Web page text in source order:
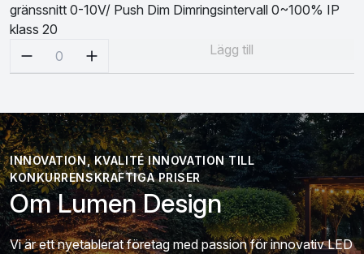
gränssnitt 0-10V/ Push Dim Dimringsintervall 0~100% IP
klass 20
Välj antal
0 Lägg till
INNOVATION, KVALITÉ INNOVATION TILL
KONKURRENSKRAFTIGA PRISER
Om Lumen Design
Vi är ett nyetablerat företag med passion för innovativ LED